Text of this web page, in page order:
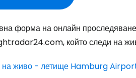
форма на онлайн
който следи на
на живо - летище Hamburg